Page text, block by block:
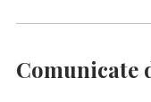
Comunicate